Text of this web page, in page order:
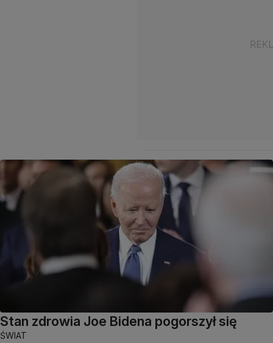
Stan zdrowia Joe Bidena pogorszył się
ŚWIAT